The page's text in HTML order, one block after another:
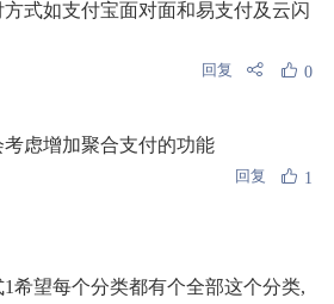
式如支付宝面对面和易支付及云闪
回复 0
虑增加聚合支付的功能
回复 1
希望每个分类都有个全部这个分类,